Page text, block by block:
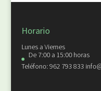
Horario
Lunes a Viernes
De 7:00 a 15:00 horas
Teléfono: 962 793 833